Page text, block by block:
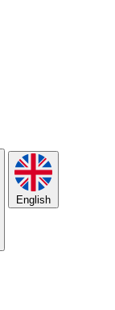
English